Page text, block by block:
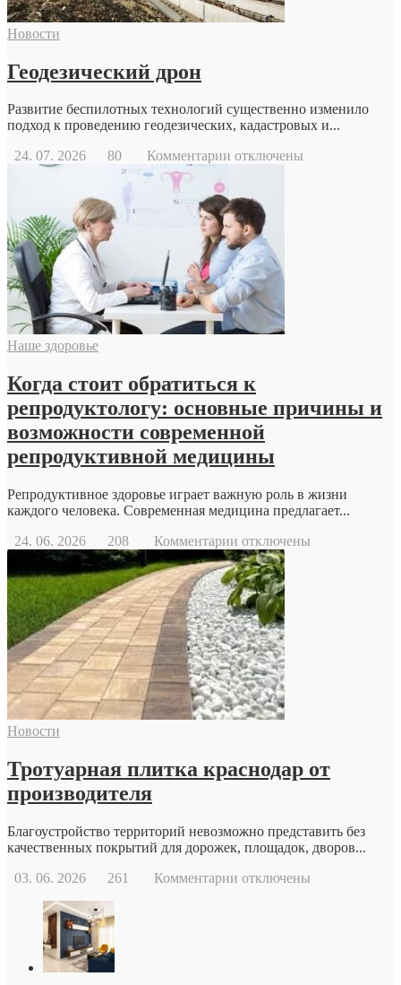
Новости
Геодезический дрон
Развитие беспилотных технологий существенно изменило
подход к проведению геодезических, кадастровых и...
24. 07. 2026
80 Комментарии к
дрон
отключены
Наше здоровье
Когда стоит обратиться к
репродуктологу: основные причины и
возможности современной
репродуктивной медицины
Репродуктивное здоровье играет важную роль в жизни
каждого человека. Современная медицина предлагает...
24. 06. 2026
208 Комментарии к
записи
Когда
стоит
обратиться
к
репродуктологу:
основные
причины
и
возможности
современной
отключены
Новости
Тротуарная плитка краснодар от
производителя
Благоустройство территорий невозможно представить без
качественных покрытий для дорожек, площадок, дворов...
03. 06. 2026
261 Комментарии котключены